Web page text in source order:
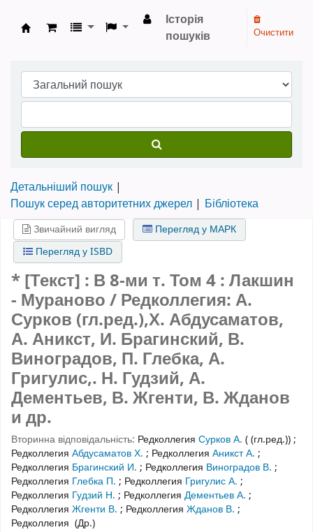
Бібліотека НТШ › Електронний каталог
Історія
пошуків
Очистити
Детальніший пошук
Пошук серед авторитетних джерел
Бібліотека
Звичайний вигляд
Перегляд у МАРК
Перегляд у ISBD
* [Текст] : В 8-ми т.Том 4: Лакшин
- Мураново / Редколлегия: А.
Сурков (гл.ред.),Х. Абдусаматов,
А. Аникст, И. Брагинский, В.
Виноградов, П. Глебка, А.
Григулис,. Н. Гудзий, А.
Дементьев, В. Жгенти, В. Жданов
и др.
Вторинна відповідальність: Редколлегия Сурков А. ( (гл.ред.));
Редколлегия Абдусаматов Х. ; Редколлегия Аникст А. ;
Редколлегия Брагинский И. ; Редколлегия Виноградов В. ;
Редколлегия Глебка П. ; Редколлегия Григулис А. ;
Редколлегия Гудзий Н. ; Редколлегия Дементьев А. ;
Редколлегия Жгенти В. ; Редколлегия Жданов В. ;
Редколлегия (Др.)